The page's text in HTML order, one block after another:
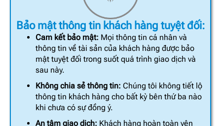
Bảo mật thông tin khách hàng tuyệt đối:
Cam kết bảo mật: Mọi thông tin cá nhân và
thông tin về tài sản của khách hàng được bảo
mật tuyệt đối trong suốt quá trình giao dịch và
sau này.
Không chia sẻ thông tin: Chúng tôi không tiết lộ
thông tin khách hàng cho bất kỳ bên thứ ba nào
khi chưa có sự đồng ý.
An tâm giao dịch: Khách hàng hoàn toàn yên